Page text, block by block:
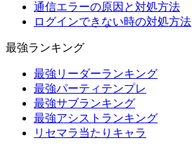
通信エラーの原因と対処方法
ログインできない時の対処方法
最強ランキング
最強リーダーランキング
最強パーティテンプレ
最強サブランキング
最強アシストランキング
リセマラ当たりキャラ